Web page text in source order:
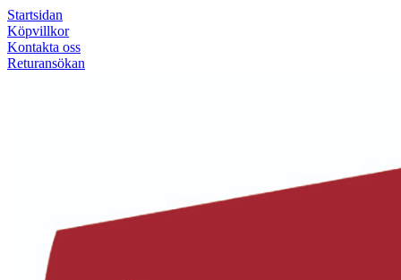
Startsidan
Köpvillkor
Kontakta oss
Returansökan